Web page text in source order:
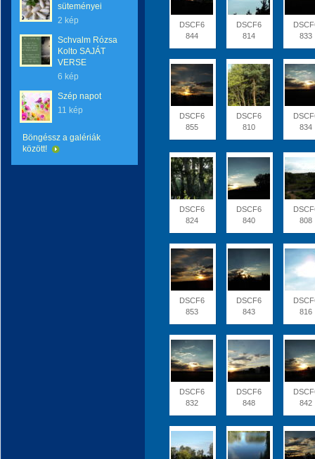
süteményei
2 kép
Schvalm Rózsa
Kolto SAJÁT
VERSE
6 kép
Szép napot
11 kép
Böngéssz a galériák
között!
DSCF6
844
DSCF6
814
833
DSCF6
855
DSCF6
810
834
DSCF6
824
DSCF6
840
808
DSCF6
853
DSCF6
843
816
DSCF6
832
DSCF6
848
842